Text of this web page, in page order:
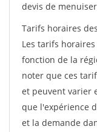
devis de
Tarifs horaires
Les tarifs
fonction de la
noter que ces
et peuvent varier
que l'expérience
et la demande